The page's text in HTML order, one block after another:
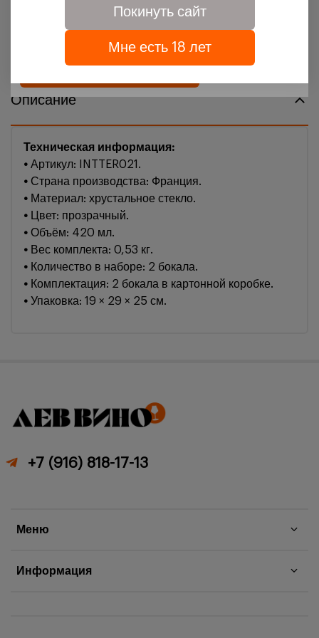
Описание
Техническая информация:
• Артикул: INTTER021.
• Страна производства: Франция.
• Материал: хрустальное стекло.
• Цвет: прозрачный.
• Объём: 420 мл.
• Вес комплекта: 0,53 кг.
• Количество в наборе: 2 бокала.
• Комплектация: 2 бокала в картонной коробке.
• Упаковка: 19 × 29 × 25 см.
Меню
Информация
+7 (916) 818-17-13
Подробности можно узнать в нашей
обработки персональных данных
Подтверждаю
Покинуть сайт
Мне есть 18 лет